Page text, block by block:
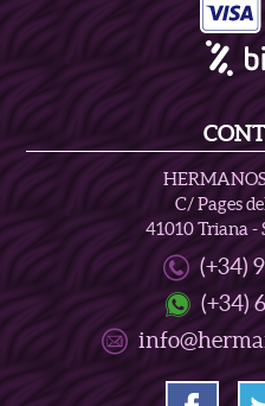
C/ Pages
41010 Triana -
(+34)
(+34)